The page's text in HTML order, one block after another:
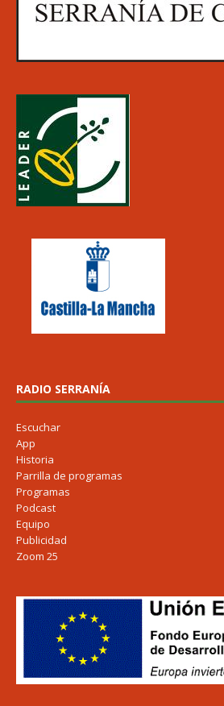
RADIO SERRANÍA
Escuchar
App
Historia
Parrilla de programas
Programas
Podcast
Equipo
Publicidad
Zoom 25